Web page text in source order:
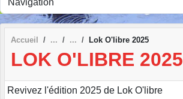
Accueil Lok O'libre 2025
LOK O'LIBRE 2025
Revivez l'édition 2025 de Lok O'libre